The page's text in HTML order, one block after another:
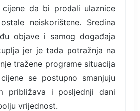
cijene da bi prodali ulaznice
neiskorištene. Sredina
objave i samog događaja
jer je tada potražnja na
tražene programe situacija
se postupno smanjuju
približava i posljednji dani
vrijednost.